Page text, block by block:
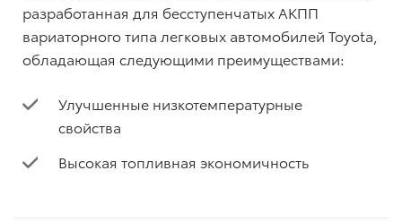
разработанная для бесступенчатых АКПП
вариаторного типа легковых автомобилей Toyota,
обладающая следующими преимуществами:
Улучшенные низкотемпературные
свойства
Высокая топливная экономичность